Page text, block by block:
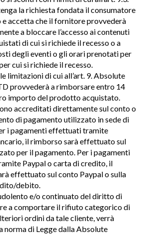
la richiesta fondata il consumatore
e accetta che il fornitore provvederà
a bloccare l’accesso ai contenuti
di cui si richiede il recesso o a
degli eventi o gli orari prenotati per
cui si richiede il recesso.
limitazioni di cui all’art. 9. Absolute
provvederà a rimborsare entro 14
importo del prodotto acquistato.
accreditati direttamente sul conto o
di pagamento utilizzato in sede di
i pagamenti effettuati tramite
il rimborso sarà effettuato sul
per il pagamento. Per i pagamenti
Paypal o carta di credito, il
effettuato sul conto Paypal o sulla
debito.
e/o continuato del diritto di
a comportare il rifiuto categorico di
ordini da tale cliente, verrà
norma di Legge dalla Absolute